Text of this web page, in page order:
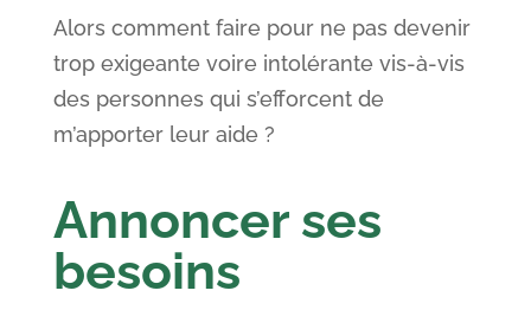
Alors comment faire pour ne pas devenir
trop exigeante voire intolérante vis-à-vis
des personnes qui s’efforcent de
m’apporter leur aide ?
Annoncer ses
besoins